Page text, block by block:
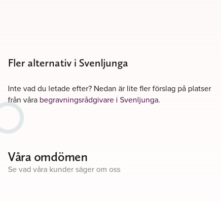
Fler alternativ i Svenljunga
Inte vad du letade efter? Nedan är lite fler förslag på platser
från våra begravningsrådgivare i Svenljunga.
Våra omdömen
Se vad våra kunder säger om oss